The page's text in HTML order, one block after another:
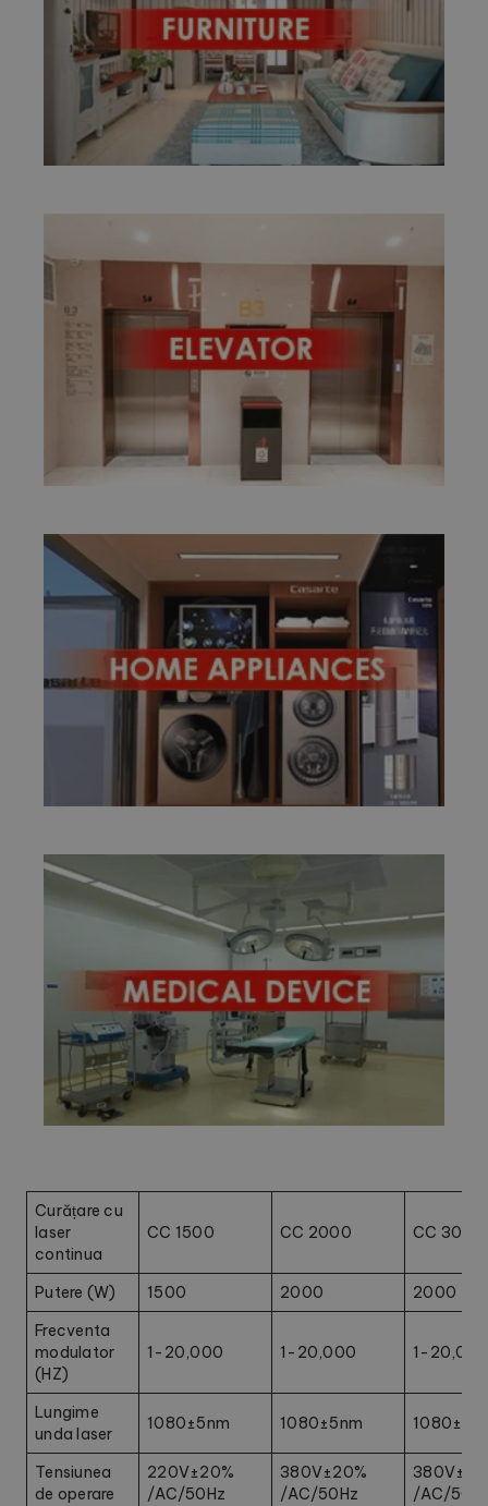
Curățare cu
laser
continua
CC 1500 CC 2000 CC 3000
Putere (W) 1500 2000
2000
Frecventa
modulator
(HZ)
1-20,000 1-20,000 1-20,000
Lungime
unda laser
1080±5nm 1080±5nm
Tensiunea
de operare
220V±20%
/AC/50Hz
380V±20%
/AC/50Hz
/AC/